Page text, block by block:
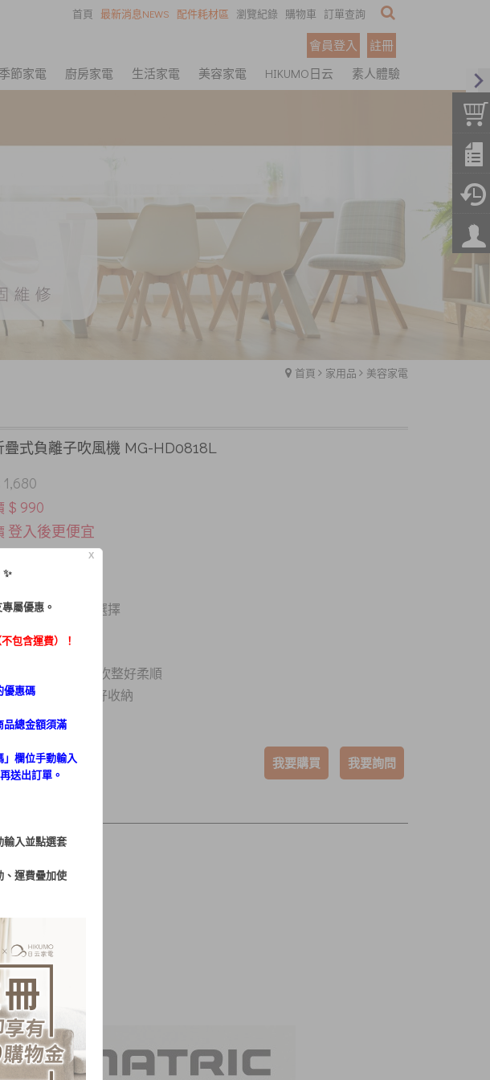
首頁 最新消息NEWS 配件耗材區 瀏覽紀錄 購物車 訂單查詢
會員登入
註冊
季節家電 廚房家電 生活家電 美容家電 HIKUMO日云 素人體驗
首頁 家用品 美容家電
疊式負離子吹風機 MG-HD0818L
1,680
$ 990
登入後更便宜
達更省電
風力、三段溫度選擇
，髮型吹整好柔順
疊式手把，輕巧好收納
: 集風吹嘴
我要購買 我要詢問
X
屬優惠。
包含運費）！
優惠碼
品總金額須滿
」欄位手動輸入
送出訂單。
輸入並點選套
、運費疊加使